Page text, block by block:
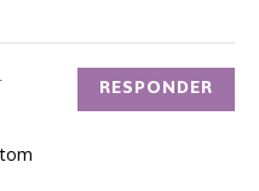
RESPONDER